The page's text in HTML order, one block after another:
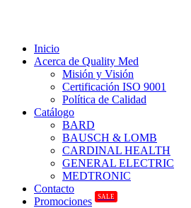
Inicio
Acerca de Quality Med
Misión y Visión
Certificación ISO 9001
Política de Calidad
Catálogo
BARD
BAUSCH & LOMB
CARDINAL HEALTH
GENERAL ELECTRIC
MEDTRONIC
Contacto
Promociones
SALE